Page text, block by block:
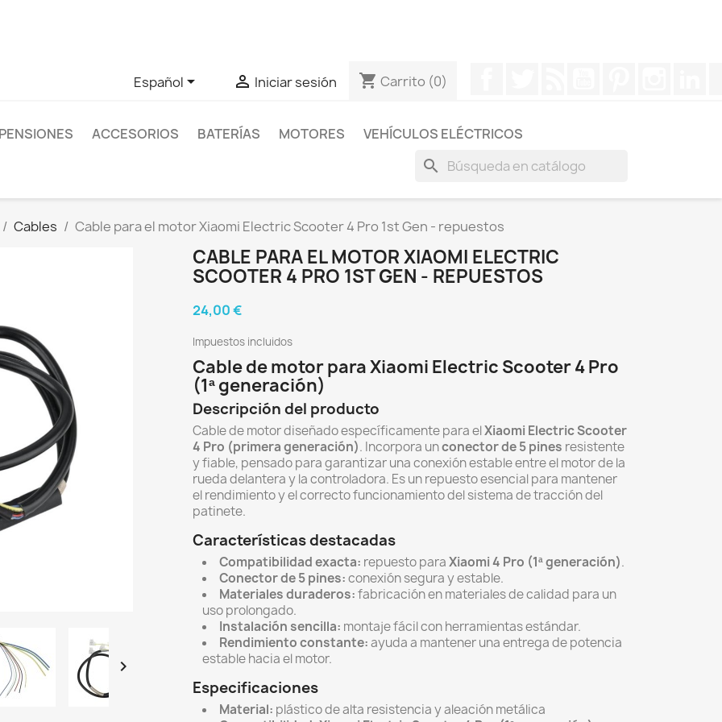
Español  Iniciar sesión shopping_cart Carrito (0)
ACCESORIOS BATERÍAS MOTORES VEHÍCULOS ELÉCTRICOS
search
Cables Cable para el motor Xiaomi Electric Scooter 4 Pro 1st Gen - repuestos

CABLE PARA EL MOTOR XIAOMI ELECTRIC
SCOOTER 4 PRO 1ST GEN - REPUESTOS
24,00 €
Impuestos incluidos
Cable de motor para Xiaomi Electric Scooter 4 Pro
(1ª generación)
Descripción del producto
Cable de motor diseñado específicamente para elXiaomi Electric Scooter
4 Pro (primera generación). Incorpora unconector de 5 pines resistente
y fiable, pensado para garantizar una conexión estable entre el motor de la
rueda delantera y la controladora. Es un repuesto esencial para mantener
el rendimiento y el correcto funcionamiento del sistema de tracción del
patinete.
Características destacadas
Compatibilidad exacta: repuesto paraXiaomi 4 Pro (1ª generación).
Conector de 5 pines:conexión segura y estable.
Materiales duraderos:fabricación en materiales de calidad para un
uso prolongado.
Instalación sencilla: montaje fácil con herramientas estándar.
Rendimiento constante:ayuda a mantener una entrega de potencia
estable hacia el motor.
Especificaciones
Material: plástico de alta resistencia y aleación metálica